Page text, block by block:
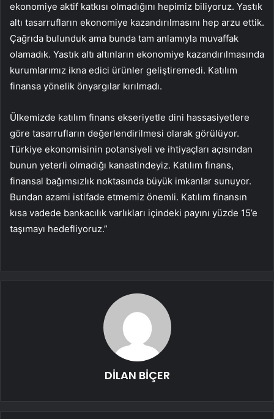
ekonomiye aktif katkısı olmadığını hepimiz biliyoruz. Yastık
altı tasarrufların ekonomiye kazandırılmasını hep arzu ettik.
Çağrıda bulunduk ama bunda tam anlamıyla muvaffak
olamadık. Yastık altı altınların ekonomiye kazandırılmasında
kurumlarımız ikna edici ürünler geliştiremedi. Katılım
finansa yönelik önyargılar kırılmadı.
Ülkemizde katılım finans ekseriyetle dini hassasiyetlere
göre tasarrufların değerlendirilmesi olarak görülüyor.
Türkiye ekonomisinin potansiyeli ve ihtiyaçları açısından
bunun yeterli olmadığı kanaatindeyiz. Katılım finans,
finansal bağımsızlık noktasında büyük imkanlar sunuyor.
Bundan azami istifade etmemiz önemli. Katılım finansın
kısa vadede bankacılık varlıkları içindeki payını yüzde 15’e
taşımayı hedefliyoruz.”
DİLAN BİÇER